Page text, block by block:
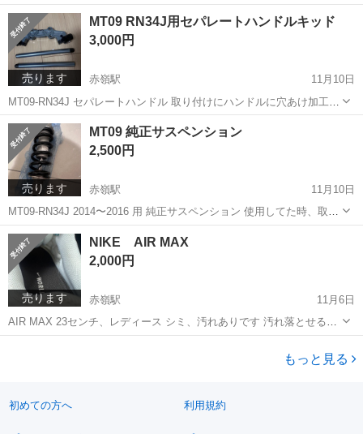
イレンサーのほとんどに取付けできると思います 結構綺麗な方です 少
し消音したい方いかがでしょうか？🏍️
沖縄 豊見城市 バイク サイレンサー
売ります
MT09 RN34J用セパレートハンドルキッド
3,000円
赤嶺駅
11月10日
MT09-RN34J セパレートハンドル 取り付けにハンドルに穴あけ加工、
メーターステーなど必要です、ボルトなど購入者で用意してください
クラッチワイヤーも純正では付かないかもしれません
沖縄 豊見城市 赤嶺駅
売ります
MT09 純正サスペンション
2,500円
赤嶺駅
11月10日
MT09-RN34J 2014〜2016 用 純正サスペンション 使用してた時、取り
外した時 オイル漏れしてませんでした 少しサビ、見た目綺麗ではない
です
沖縄 豊見城市
売ります
NIKE AIR MAX
2,000円
赤嶺駅
11月6日
AIR MAX 23センチ、レディース シミ、汚れありです 汚れ落とせる
方、あまり気にしない方いかがですか？
もっと見る
初めての方へ 利用規約